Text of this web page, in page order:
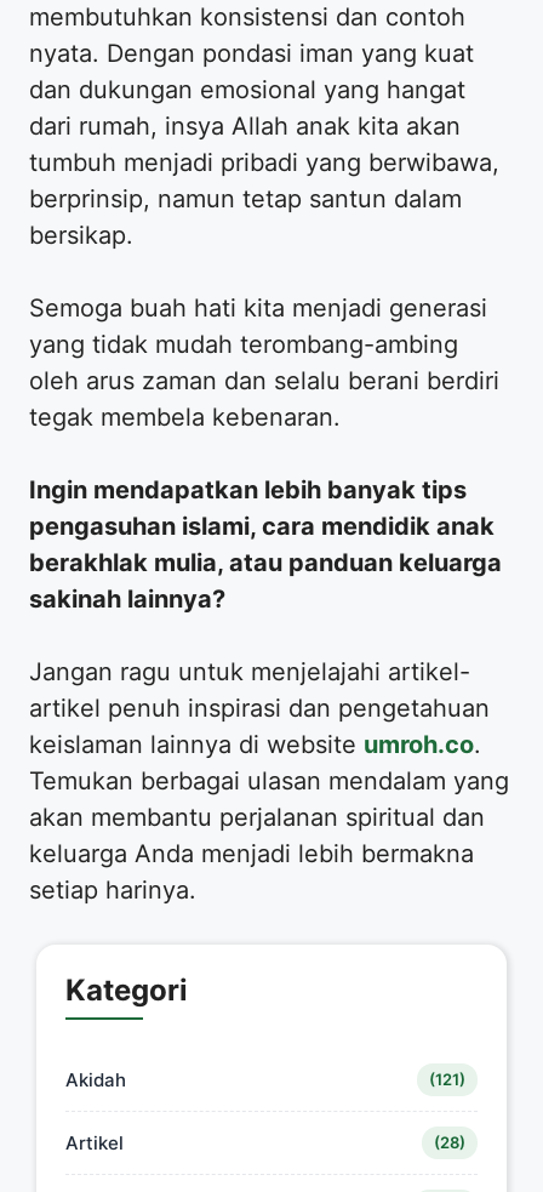
membutuhkan konsistensi dan contoh
nyata. Dengan pondasi iman yang kuat
dan dukungan emosional yang hangat
dari rumah, insya Allah anak kita akan
tumbuh menjadi pribadi yang berwibawa,
berprinsip, namun tetap santun dalam
bersikap.
​Semoga buah hati kita menjadi generasi
yang tidak mudah terombang-ambing
oleh arus zaman dan selalu berani berdiri
tegak membela kebenaran.
Ingin mendapatkan lebih banyak tips
pengasuhan islami, cara mendidik anak
berakhlak mulia, atau panduan keluarga
sakinah lainnya?
​Jangan ragu untuk menjelajahi artikel-
artikel penuh inspirasi dan pengetahuan
keislaman lainnya di website umroh.co.
Temukan berbagai ulasan mendalam yang
akan membantu perjalanan spiritual dan
keluarga Anda menjadi lebih bermakna
setiap harinya.
Kategori
Akidah (121)
Artikel (28)